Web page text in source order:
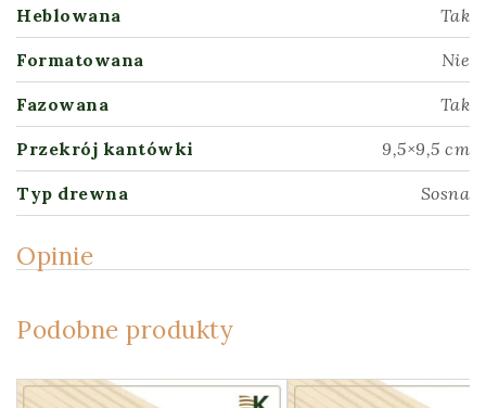
Heblowana Tak
Formatowana Nie
Fazowana Tak
Przekrój kantówki 9,5×9,5 cm
Typ drewna Sosna
Opinie
Podobne produkty